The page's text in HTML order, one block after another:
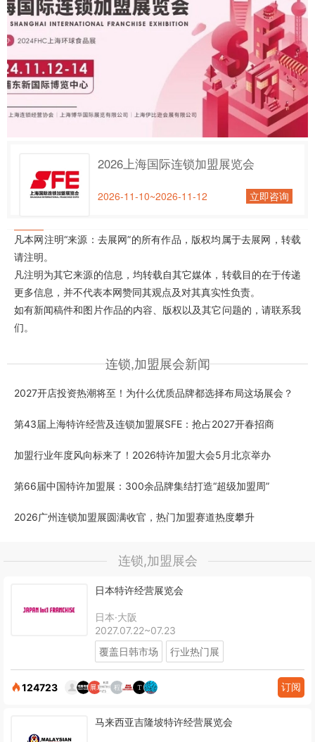
2026上海国际连锁加盟展览会
2026-11-10~2026-11-12 立即咨询
凡本网注明“来源：去展网”的所有作品，版权均属于去展网，转载
请注明。
凡注明为其它来源的信息，均转载自其它媒体，转载目的在于传递
更多信息，并不代表本网赞同其观点及对其真实性负责。
如有新闻稿件和图片作品的内容、版权以及其它问题的，请联系我
们。
连锁,加盟展会新闻
2027开店投资热潮将至！为什么优质品牌都选择布局这场展会？
第43届上海特许经营及连锁加盟展SFE：抢占2027开春招商
加盟行业年度风向标来了！2026特许加盟大会5月北京举办
第66届中国特许加盟展：300余品牌集结打造“超级加盟周”
2026广州连锁加盟展圆满收官，热门加盟赛道热度攀升
连锁,加盟展会
日本特许经营展览会
日本·大阪
2027.07.22~07.23
覆盖日韩市场
行业热门展
124723 订阅
马来西亚吉隆坡特许经营展览会